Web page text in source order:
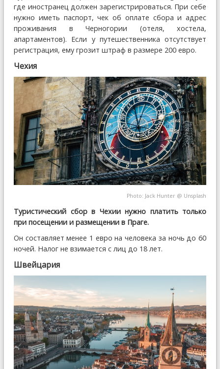
где иностранец должен зарегистрироваться. При себе
нужно иметь паспорт, чек об оплате сбора и адрес
проживания в Черногории (отеля, хостела,
апартаментов). Если у путешественника отсутствует
регистрация, ему грозит штраф в размере 200 евро.
Чехия
Photo: Jack Hunter @ Unsplash
Туристический сбор в Чехии нужно платить только
при посещении и размещении в Праге.
Он составляет менее 1 евро на человека за ночь до 60
ночей. Налог не взимается с лиц до 18 лет.
Швейцария